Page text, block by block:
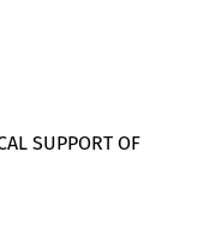
SUPPORT OF